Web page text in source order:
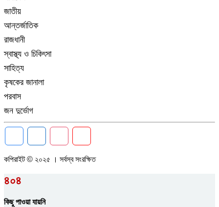
জাতীয়
আন্তর্জাতিক
রাজধানী
স্বাস্থ্য ও চিকিৎসা
সাহিত্য
কৃষকের জানালা
পরবাস
জন দুর্ভোগ
কপিরাইট © ২০২৫ । সর্বস্ব সংরক্ষিত
৪০৪
কিছু পাওয়া যায়নি